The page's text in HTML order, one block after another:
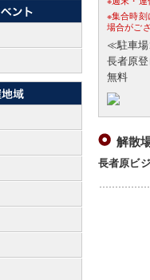
※集合時刻
場合がご
≪駐車
長者原
無料
解散
長者原ビ